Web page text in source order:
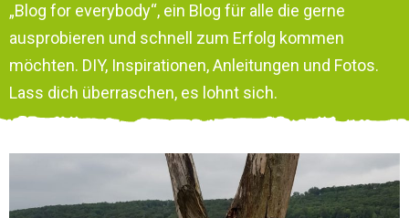
„Blog for everybody“, ein Blog für alle die gerne
ausprobieren und schnell zum Erfolg kommen
möchten. DIY, Inspirationen, Anleitungen und Fotos.
Lass dich überraschen, es lohnt sich.